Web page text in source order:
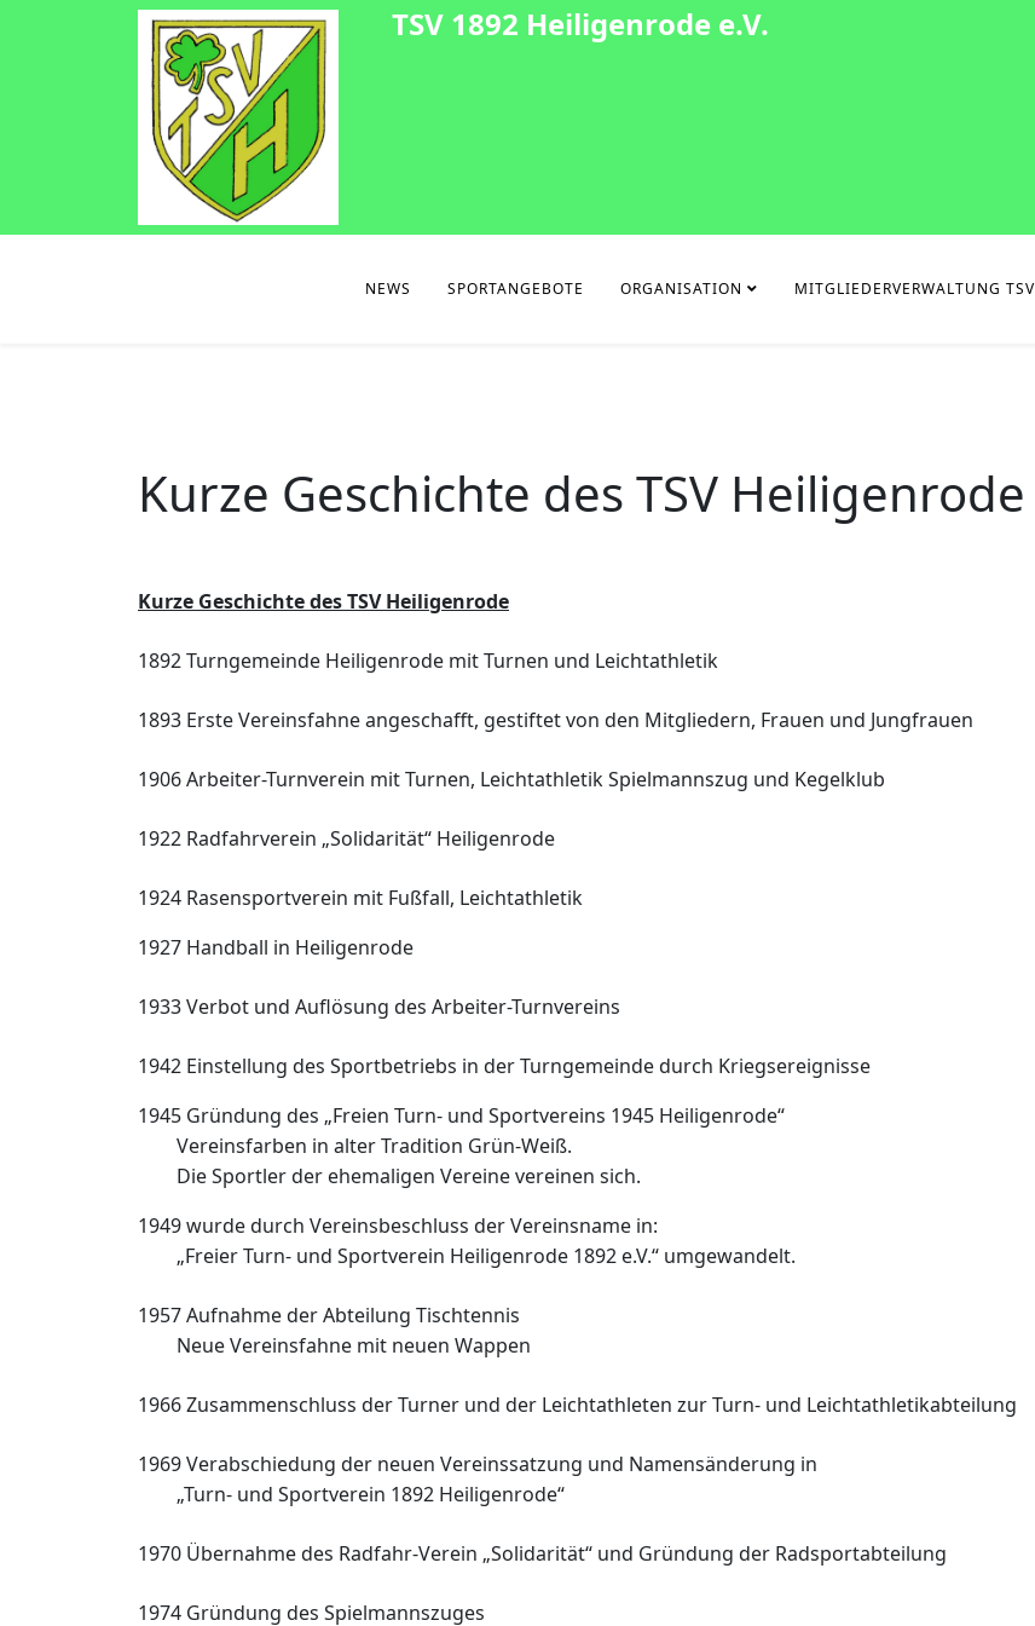
TSV 1892 Heiligenrode e.V.
NEWS SPORTANGEBOTE ORGANISATION MITGLIEDERVERWALTUNG TSV
Kurze Geschichte des TSV Heiligenrode
Kurze Geschichte des TSVHeiligenrode
1892 Turngemeinde Heiligenrode mit Turnen und Leichtathletik
1893 Erste Vereinsfahne angeschafft, gestiftetvon den Mitgliedern, Frauen und Jungfrauen
1906 Arbeiter-Turnverein mit Turnen, Leichtathletik Spielmannszug und Kegelklub
1922 Radfahrverein „Solidarität“ Heiligenrode
1924 Rasensportverein mit Fußfall, Leichtathletik
1927 Handball in Heiligenrode
1933 Verbot und Auflösung des Arbeiter-Turnvereins
1942 Einstellung des Sportbetriebs in derTurngemeinde durch Kriegsereignisse
1945 Gründung des „Freien Turn- und Sportvereins 1945 Heiligenrode“
Vereinsfarben in alter Tradition Grün-Weiß.
Die Sportler der ehemaligen Vereinevereinen sich.
1949 wurde durch Vereinsbeschluss derVereinsname in:
„Freier Turn- und Sportverein Heiligenrode 1892 e.V.“ umgewandelt.
1957 Aufnahme der Abteilung Tischtennis
Neue Vereinsfahne mit neuen Wappen
1966 Zusammenschluss der Turner und der Leichtathleten zur Turn- und Leichtathletikabteilung
1969 Verabschiedung der neuen Vereinssatzung und Namensänderung in
„Turn- und Sportverein 1892 Heiligenrode“
1970 Übernahme des Radfahr-Verein „Solidarität“ und Gründung der Radsportabteilung
1974 Gründung des Spielmannszuges